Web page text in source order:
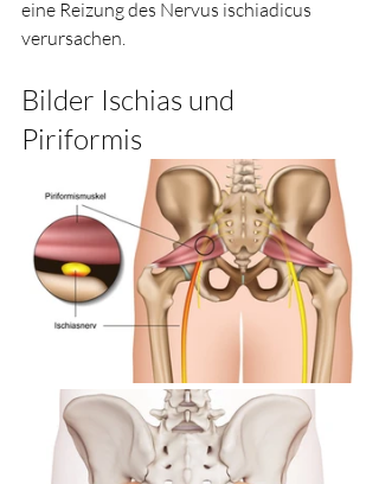
eine Reizung des Nervus ischiadicus
verursachen.
Bilder Ischias und
Piriformis